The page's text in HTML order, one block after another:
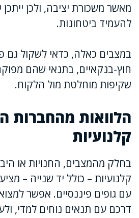
מאשר משכורת יציבה, ולכן
להעמיד ביטחונות.
במצבים כאלה, כדאי לשקול גם
חוץ-בנקאיים, בתנאי שהם
שקיפות מוחלטת מול הלקוח.
הלוואות מהחברות
קלנועיות
בחלק מהמצבים, החנויות או
קלנועיות – כולל יד שנייה –
עם גופים פיננסיים. אפשר
דרכם עם תנאים נוחים למדי,